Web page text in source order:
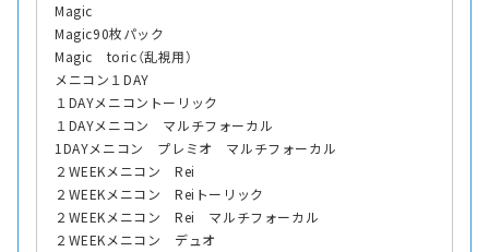
Magic
Magic90枚パック
Magic toric（乱視用）
メニコン１DAY
１DAYメニコントーリック
１DAYメニコン マルチフォーカル
1DAYメニコン プレミオ マルチフォーカル
２WEEKメニコン Rei
２WEEKメニコン Reiトーリック
２WEEKメニコン Rei マルチフォーカル
２WEEKメニコン デュオ